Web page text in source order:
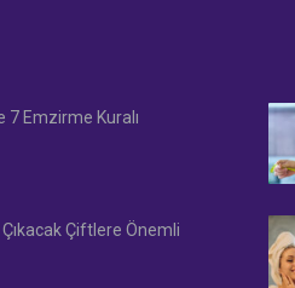
7 Emzirme Kuralı
Çiftlere Önemli